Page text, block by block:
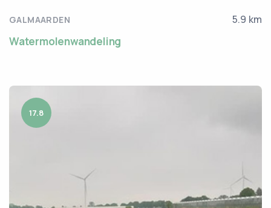
GALMAARDEN 5.9 km
Watermolenwandeling
17.8